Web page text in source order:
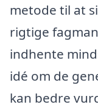
metode til at
rigtige
indhente
idé om de
kan bedre